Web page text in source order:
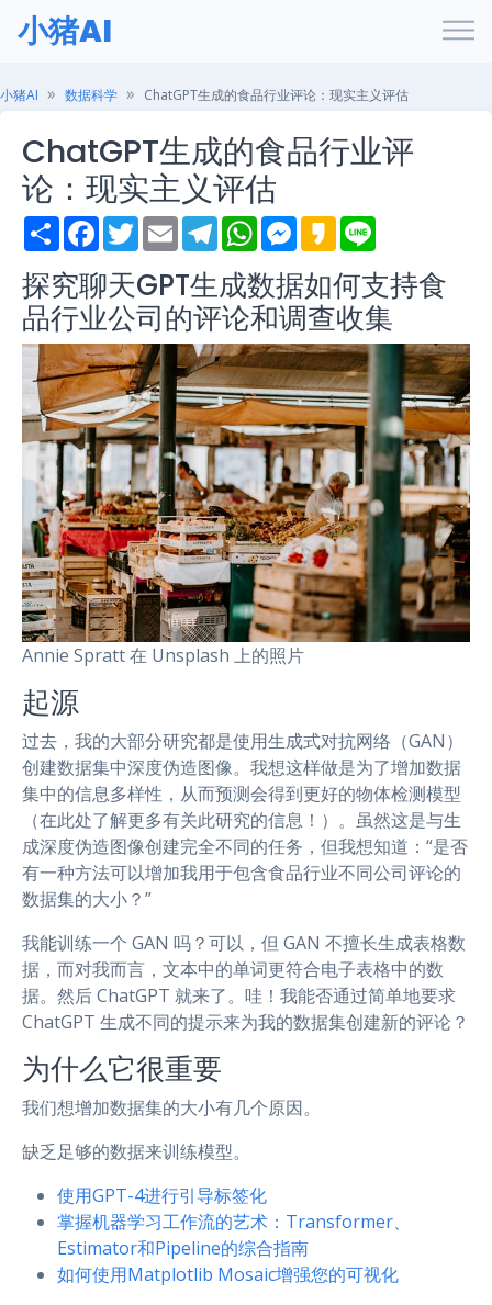
小猪AI
小猪AI 数据科学 ChatGPT生成的食品行业评论：现实主义评估
ChatGPT生成的食品行业评
论：现实主义评估
S
h
r
e
F
a
e
b
o
o
k
T
w
t
t
e
r
E
m
i
l
T
e
e
g
r
a
m
W
h
t
s
A
p
p
M
e
s
e
n
g
e
r
K
a
a
o
e
探究聊天GPT生成数据如何支持食
品行业公司的评论和调查收集
Annie Spratt 在 Unsplash 上的照片
起源
过去，我的大部分研究都是使用生成式对抗网络（GAN）
创建数据集中深度伪造图像。我想这样做是为了增加数据
集中的信息多样性，从而预测会得到更好的物体检测模型
（在此处了解更多有关此研究的信息！）。虽然这是与生
成深度伪造图像创建完全不同的任务，但我想知道：“是否
有一种方法可以增加我用于包含食品行业不同公司评论的
数据集的大小？”
我能训练一个 GAN 吗？可以，但 GAN 不擅长生成表格数
据，而对我而言，文本中的单词更符合电子表格中的数
据。然后 ChatGPT 就来了。哇！我能否通过简单地要求
ChatGPT 生成不同的提示来为我的数据集创建新的评论？
为什么它很重要
我们想增加数据集的大小有几个原因。
缺乏足够的数据来训练模型。
使用GPT-4进行引导标签化
掌握机器学习工作流的艺术：Transformer、
Estimator和Pipeline的综合指南
如何使用Matplotlib Mosaic增强您的可视化